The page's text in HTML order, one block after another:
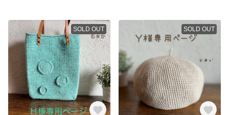
SOLD OUT SOLD OUT